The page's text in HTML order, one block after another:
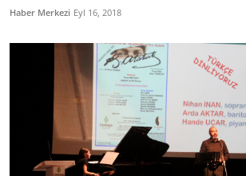
Haber Merkezi Eyl 16, 2018